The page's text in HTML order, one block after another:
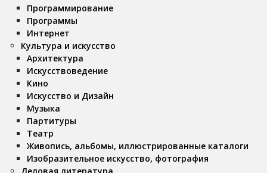
Программирование
Программы
Интернет
Культура и искусство
Архитектура
Искусствоведение
Кино
Искусство и Дизайн
Музыка
Партитуры
Театр
Живопись, альбомы, иллюстрированные каталоги
Изобразительное искусство, фотография